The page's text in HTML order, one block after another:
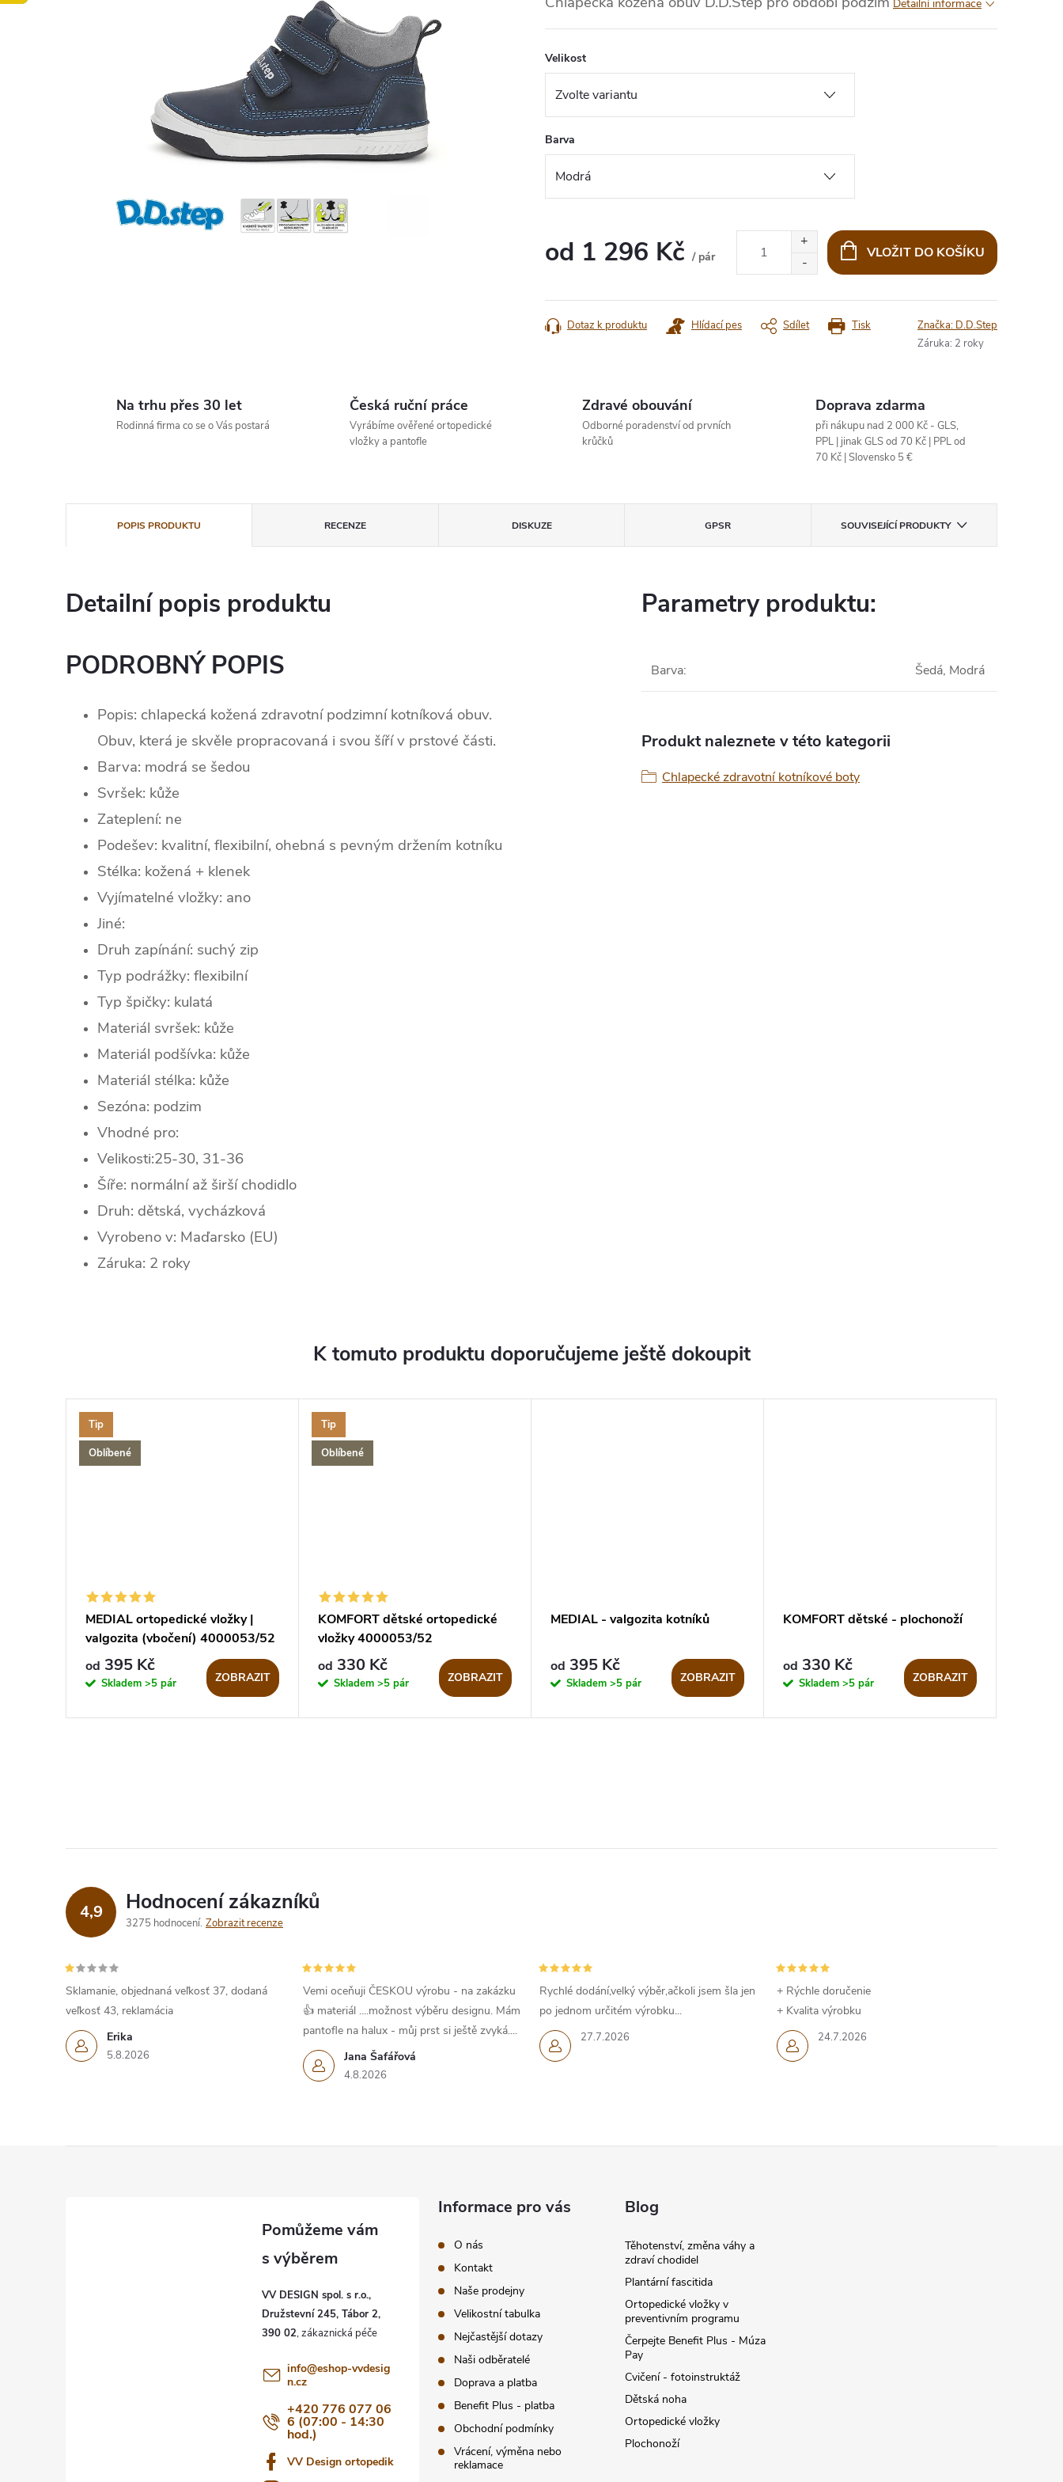
Detailní informace
Velikost
Barva
od 1 296 Kč / pár
VLOŽIT DO KOŠÍKU
Tisk
Dotaz k produktu Hlídací pes Sdílet Značka: D.D.Step
Záruka: 2 roky
Na trhu přes 30 let
Rodinná firma co se o Vás postará
Česká ruční práce
Vyrábíme ověřené ortopedické
vložky a pantofle
Zdravé obouvání
Odborné poradenství od prvních
krůčků
Doprava zdarma
při nákupu nad 2 000 Kč - GLS,
PPL | jinak GLS od 70 Kč | PPL od
70 Kč | Slovensko 5 €
POPIS PRODUKTU RECENZE DISKUZE GPSR SOUVISEJÍCÍ PRODUKTY
Detailní popis produktu
PODROBNÝ POPIS
Popis: chlapecká kožená zdravotní podzimní kotníková obuv.
Obuv, která je skvěle propracovaná i svou šíří v prstové části.
Barva: modrá se šedou
Svršek: kůže
Zateplení: ne
Podešev: kvalitní, flexibilní, ohebná s pevným držením kotníku
Stélka: kožená + klenek
Vyjímatelné vložky: ano
Jiné:
Druh zapínání: suchý zip
Typ podrážky: flexibilní
Typ špičky: kulatá
Materiál svršek: kůže
Materiál podšívka: kůže
Materiál stélka: kůže
Sezóna: podzim
Vhodné pro:
Velikosti:25-30, 31-36
Šíře: normální až širší chodidlo
Druh: dětská, vycházková
Vyrobeno v: Maďarsko (EU)
Záruka: 2 roky
Parametry produktu:
Barva: Šedá, Modrá
Produkt naleznete v této kategorii
Chlapecké zdravotní kotníkové boty
K tomuto produktu doporučujeme ještě dokoupit
Tip
Oblíbené
MEDIAL ortopedické vložky |
valgozita (vbočení) 4000053/52
od 395 Kč
Skladem >5 pár ZOBRAZIT
Tip
Oblíbené
KOMFORT dětské ortopedické
vložky 4000053/52
od 330 Kč
Skladem >5 pár ZOBRAZIT
MEDIAL - valgozita kotníků
od 395 Kč
Skladem >5 pár ZOBRAZIT
KOMFORT dětské - plochonoží
od 330 Kč
Skladem >5 pár ZOBRAZIT
4,9 Hodnocení zákazníků
3275 hodnocení Zobrazit recenze
Erika
5.8.2026
Sklamanie, objednaná veľkosť 37, dodaná
veľkosť 43, reklamácia
Jana Šafářová
4.8.2026
Vemi oceňuji ČESKOU výrobu - na zakázku
👍 materiál ....možnost výběru designu. Mám
pantofle na halux - můj prst si ještě zvyká....
27.7.2026
Rychlé dodání,velký výběr,ačkoli jsem šla jen
po jednom určitém výrobku...
24.7.2026
+ Rýchle doručenie
+ Kvalita výrobku
VV DESIGN spol. s r.o.,
Družstevní 245, Tábor 2,
390 02
info@eshop-vvdesig
n.cz
+420 776 077 06
6 (07:00 - 14:30
hod.)
VV Design ortopedik
Informace pro vás
O nás
Kontakt
Naše prodejny
Velikostní tabulka
Nejčastější dotazy
Naši odběratelé
Doprava a platba
Benefit Plus - platba
Obchodní podmínky
Vrácení, výměna nebo
reklamace
Blog
Těhotenství, změna váhy a
zdraví chodidel
Plantární fascitida
Ortopedické vložky v
preventivním programu
Čerpejte Benefit Plus - Múza
Pay
Cvičení - fotoinstruktáž
Dětská noha
Ortopedické vložky
Plochonoží